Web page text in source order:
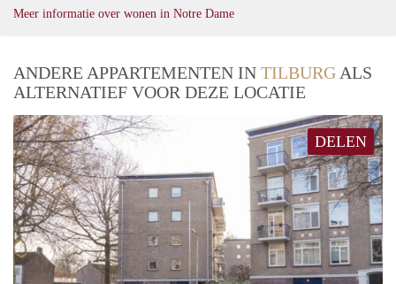
Meer informatie over wonen in Notre Dame
ANDERE APPARTEMENTEN IN TILBURG ALS
ALTERNATIEF VOOR DEZE LOCATIE
DELEN